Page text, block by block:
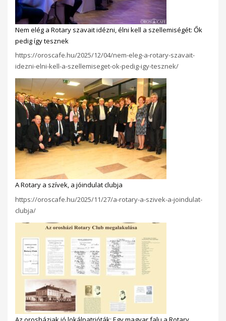
Nem elég a Rotary szavait idézni, élni kell a szellemiségét: Ők
pedig így tesznek
https://oroscafe.hu/2025/12/04/nem-eleg-a-rotary-szavait-
idezni-elni-kell-a-szellemiseget-ok-pedig-igy-tesznek/
A Rotary a szívek, a jóindulat clubja
https://oroscafe.hu/2025/11/27/a-rotary-a-szivek-a-joindulat-
clubja/